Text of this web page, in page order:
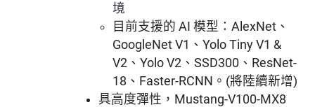
境
目前支援的 AI 模型：AlexNet、
GoogleNet V1、Yolo Tiny V1 &
V2、Yolo V2、SSD300、ResNet-
18、Faster-RCNN。(將陸續新增)
具高度彈性，Mustang-V100-MX8